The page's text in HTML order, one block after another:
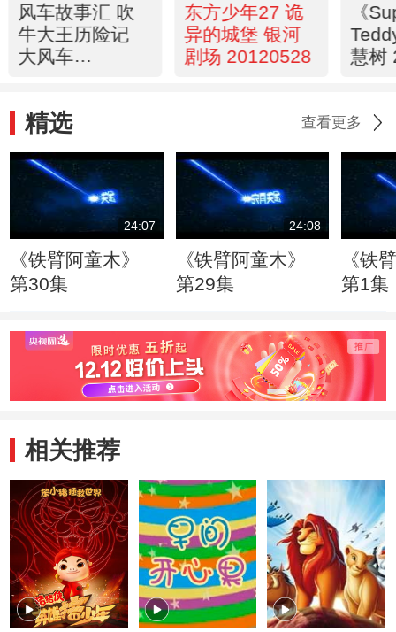
风车故事汇 吹
牛大王历险记
大风车
东方少年27 诡
异的城堡 银河
剧场 20120528
《
慧树
精选 查看更多
24:07
《铁臂阿童木》
第30集
24:08
《铁臂阿童木》
第29集
《铁
第1集
相关推荐